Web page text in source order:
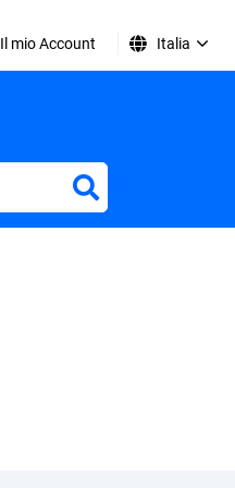
Il mio Account Italia